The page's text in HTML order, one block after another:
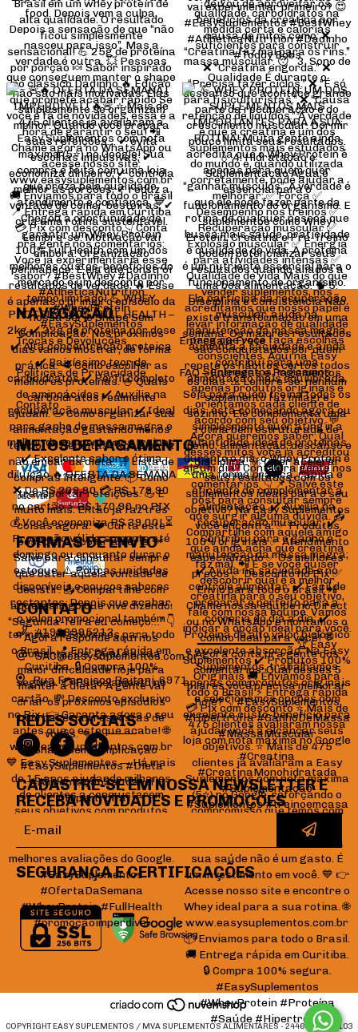
NAVEGAÇÃO
Trocas e Devoluções Entrega & Frete
Políticas de Privacidade FAQ – Entregas e Pagamentos
Contato
MEIOS DE PAGAMENTO
FORMAS DE ENVIO
CONTATO
41998995213
SAC@easysuplementos.com.br
Rua Francisco Raitani, 6971
REDES SOCIAIS
CADASTRE-SE EM NOSSA NEWSLETTER E
RECEBA NOVIDADES E PROMOÇÕES
SEGURANÇA E CERTIFICAÇÕES
COPYRIGHT EASY SUPLEMENTOS / MVA SUPLEMENTOS ALIMENTARES - 24466433000103